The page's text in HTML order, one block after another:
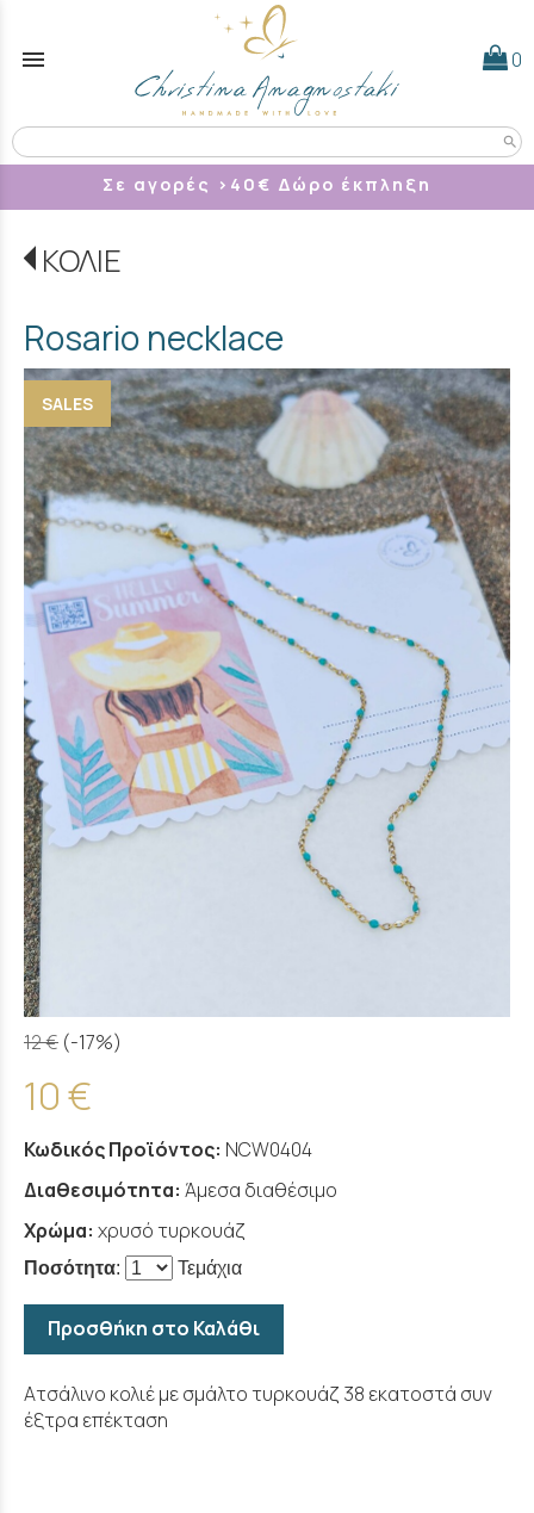
menu 0
search
Σε αγορές >40 € Δώρο έκπληξη
ΚΟΛΙΕ
Rosario necklace
SALES
12 € (-17%)
10 €
Κωδικός Προϊόντος: NCW0404
Διαθεσιμότητα: Άμεσα διαθέσιμο
Χρώμα: χρυσό τυρκουάζ
Ποσότητα: Τεμάχια
Προσθήκη στο Καλάθι
Ατσάλινο κολιέ με σμάλτο τυρκουάζ 38 εκατοστά συν
έξτρα επέκταση